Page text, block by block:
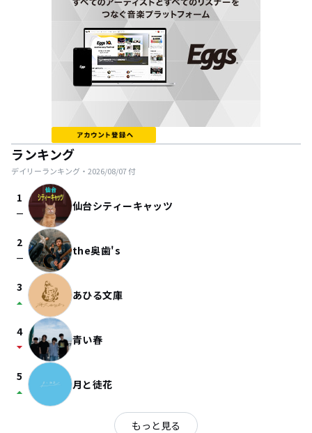
ランキング
デイリーランキング・ 2026/08/07付
1
check_indeterminate_small 仙台シティーキャッツ
2
check_indeterminate_small the奥歯's
3
arrow_drop_up あひる文庫
4
arrow_drop_down 青い春
5
arrow_drop_up 月と徒花
もっと見る